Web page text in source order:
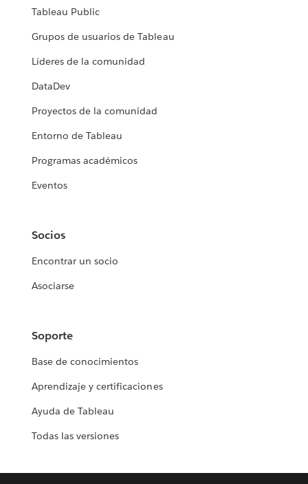
Tableau Public
Grupos de usuarios de Tableau
Líderes de la comunidad
DataDev
Proyectos de la comunidad
Entorno de Tableau
Programas académicos
Eventos
Socios
Encontrar un socio
Asociarse
Soporte
Base de conocimientos
Aprendizaje y certificaciones
Ayuda de Tableau
Todas las versiones